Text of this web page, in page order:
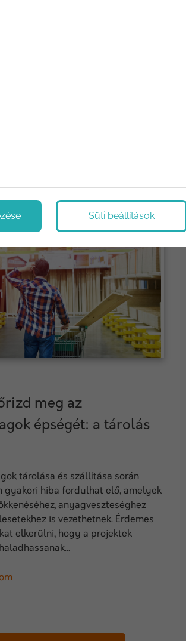
tippek és trükkök.
meg az
épségét: a tárolás
tárolása és szállítása során
gyakori hiba fordulhat elő, amelyek
anyagveszteséghez
is vezethetnek. Érdemes
elkerülni, hogy a projektek
Süti beállítások